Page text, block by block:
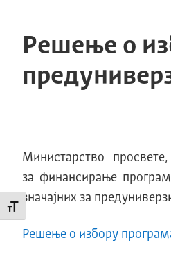
Промени величину слова
Решење о
Министарство
за финансирање
значајних за
Решење о избору